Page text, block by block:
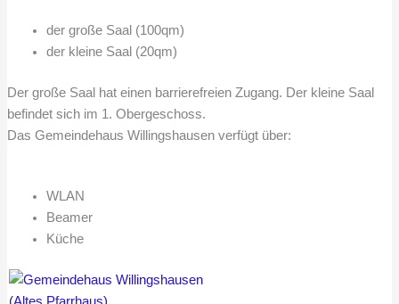
der große Saal (100qm)
der kleine Saal (20qm)
Der große Saal hat einen barrierefreien Zugang. Der kleine Saal
befindet sich im 1. Obergeschoss.
Das Gemeindehaus Willingshausen verfügt über:
WLAN
Beamer
Küche